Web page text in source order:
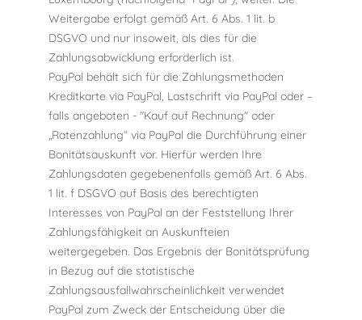
Weitergabe erfolgt gemäß Art. 6 Abs. 1 lit. b
DSGVO und nur insoweit, als dies für die
Zahlungsabwicklung erforderlich ist.
PayPal behält sich für die Zahlungsmethoden
Kreditkarte via PayPal, Lastschrift via PayPal oder –
falls angeboten - "Kauf auf Rechnung" oder
„Ratenzahlung“ via PayPal die Durchführung einer
Bonitätsauskunft vor. Hierfür werden Ihre
Zahlungsdaten gegebenenfalls gemäß Art. 6 Abs.
1 lit. f DSGVO auf Basis des berechtigten
Interesses von PayPal an der Feststellung Ihrer
Zahlungsfähigkeit an Auskunfteien
weitergegeben. Das Ergebnis der Bonitätsprüfung
in Bezug auf die statistische
Zahlungsausfallwahrscheinlichkeit verwendet
PayPal zum Zweck der Entscheidung über die